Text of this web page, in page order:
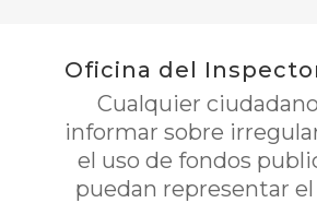
Oficina del
Cualquier
informar sobre
el uso de fondos
puedan representar